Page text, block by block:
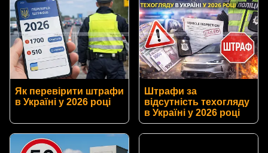
Як перевірити штрафи
в Україні у 2026 році
Штрафи за
відсутність техогляду
в Україні у 2026 році